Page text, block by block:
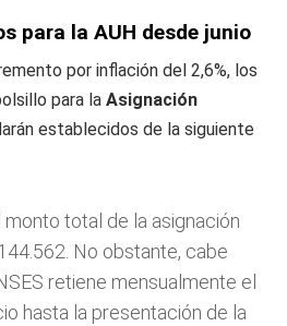
para la AUH desde junio
por inflación del 2,6%, los
para la Asignación
establecidos de la siguiente
monto total de la asignación
No obstante, cabe
retiene mensualmente el
hasta la presentación de la